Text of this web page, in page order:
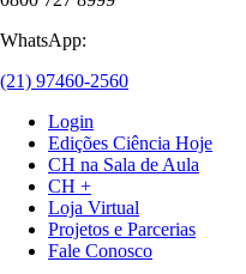
WhatsApp:
(21) 97460-2560
Login
Edições Ciência Hoje
CH na Sala de Aula
CH +
Loja Virtual
Projetos e Parcerias
Fale Conosco